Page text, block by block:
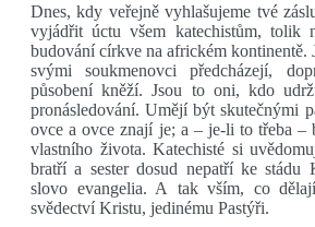
Dnes, kdy veřejně vyhlašujeme tvé
vyjádřit úctu všem katechistům, tolik
budování církve na africkém kontinentě.
svými soukmenovci předcházejí,
působení kněží. Jsou to oni, kdo
pronásledování. Umějí být skutečnými
ovce a ovce znají je; a – je-li to třeba –
vlastního života. Katechisté si
bratří a sester dosud nepatří ke stádu
slovo evangelia. A tak vším, co
svědectví Kristu, jedinému Pastýři.